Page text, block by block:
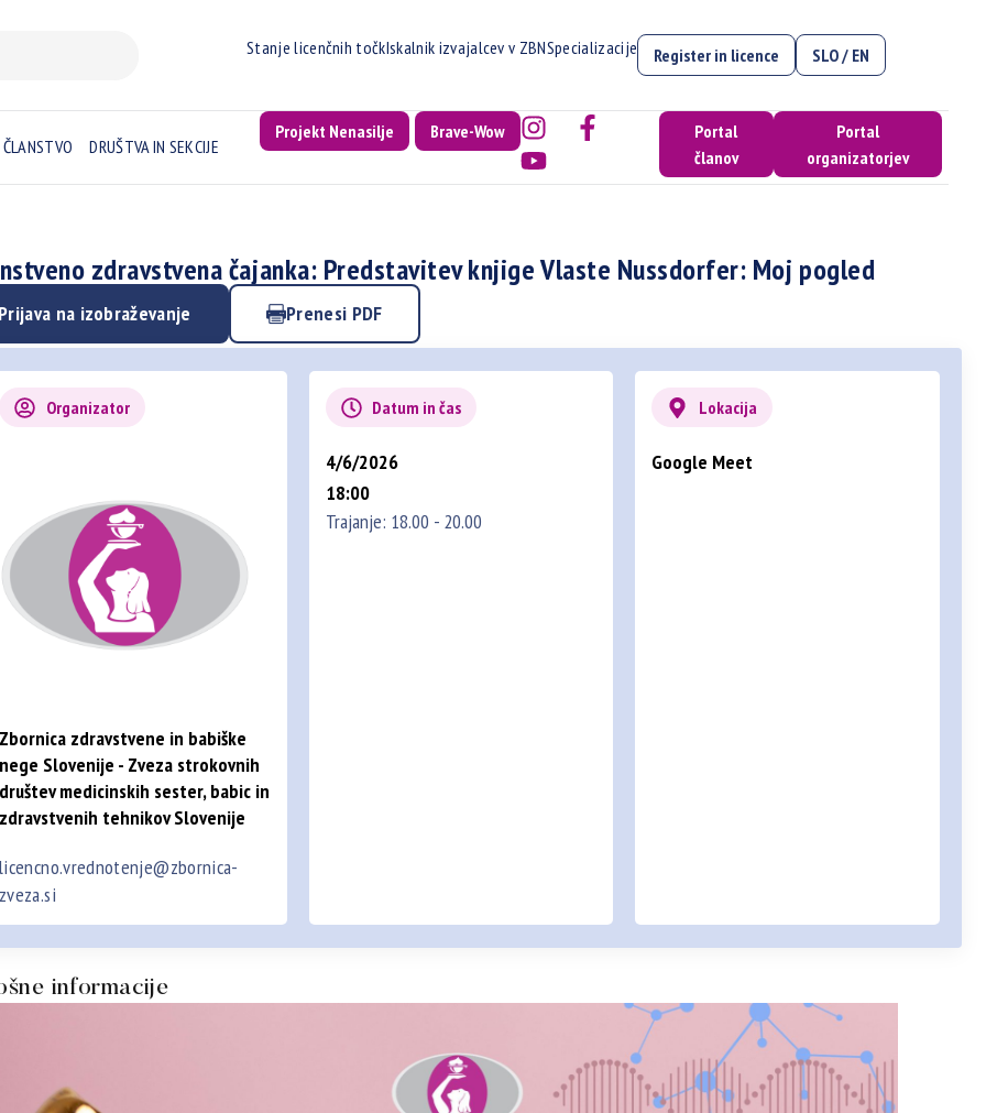
Stanje licenčnih točkIskalnik izvajalcev v ZBNSpecializacije Register in licence SLO / EN
ČLANSTVO DRUŠTVA IN SEKCIJE
Projekt Nenasilje Brave-Wow
Portal
članov
Portal
organizatorjev
zdravstvena čajanka: Predstavitev knjige Vlaste Nussdorfer: Moj pogled
na izobraževanje Prenesi PDF
Organizator
Zbornica zdravstvene in babiške
nege Slovenije - Zveza strokovnih
društev medicinskih sester, babic in
zdravstvenih tehnikov Slovenije
licencno.vrednotenje@zbornica-
zveza.si
Datum in čas
4/6/2026
18:00
Trajanje: 18.00 - 20.00
Lokacija
Google Meet
informacije